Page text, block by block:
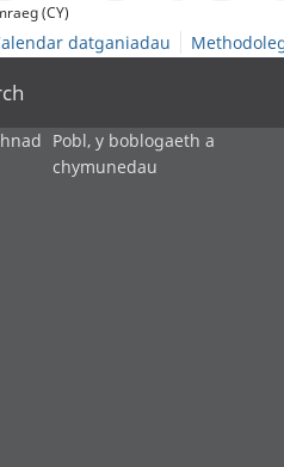
(CY)
datganiadau
Pobl, y boblogaeth a
chymunedau